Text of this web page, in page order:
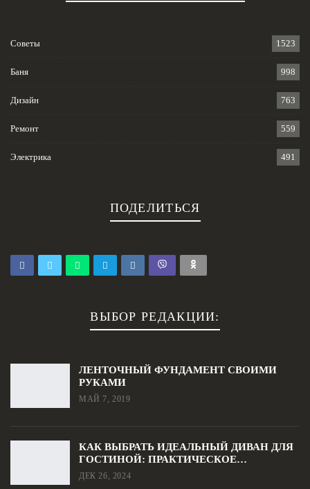
Советы 1523
Баня 998
Дизайн 763
Ремонт 559
Электрика 491
ПОДЕЛИТЬСЯ
ВЫБОР РЕДАКЦИИ:
ЛЕНТОЧНЫЙ ФУНДАМЕНТ СВОИМИ
РУКАМИ
МАЙ 7, 2019
КАК ВЫБРАТЬ ИДЕАЛЬНЫЙ ДИВАН ДЛЯ
ГОСТИНОЙ: ПРАКТИЧЕСКОЕ…
ДЕК 26, 2024